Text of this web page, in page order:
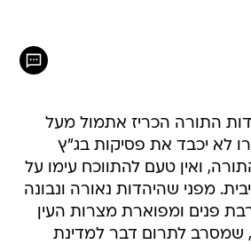
התורה הכריז אתמול מעל
לא יכבד את פסיקות בג"ץ
ואין טעם להתווכח עימו על
מפני שהיהדות נאורה ונבונה
פנים ומפוארת מצרות העין
שמסרב לתרום דבר למדינת